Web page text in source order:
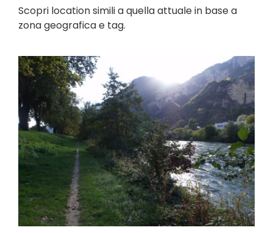
Scopri location simili a quella attuale in base a
zona geografica e tag.